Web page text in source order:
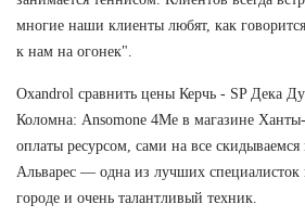
многие наши клиенты любят, как
к нам на огонек".
Oxandrol сравнить цены Керчь - SP Дека
Коломна: Ansomone 4Me в магазине
оплаты ресурсом, сами на все
Альварес — одна из лучших специалисток
городе и очень талантливый техник.